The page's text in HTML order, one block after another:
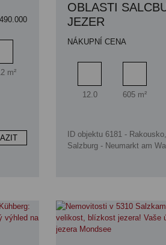
Plocha pozemku
m²
OBLASTI
JEZER
NÁKUPNÍ CENA
Pokoj
12.0
Obytný
605 m²
ID objektu 6181 -
Salzburg - Neumarkt am